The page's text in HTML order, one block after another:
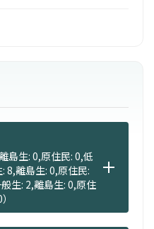
礎與應用」、「工
應用」、「人機介
深度學習」、
實作」、「機電整合
影像處理」等(預
業應用類別選修課
包含1學期的校外產
島生: 0,原住民: 0,低
8,離島生: 0,原住民:
生: 2,離島生: 0,原住